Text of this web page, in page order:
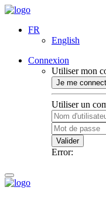
FR
English
Connexion
Utiliser mon
Je me
Utiliser un
Valider
Error: